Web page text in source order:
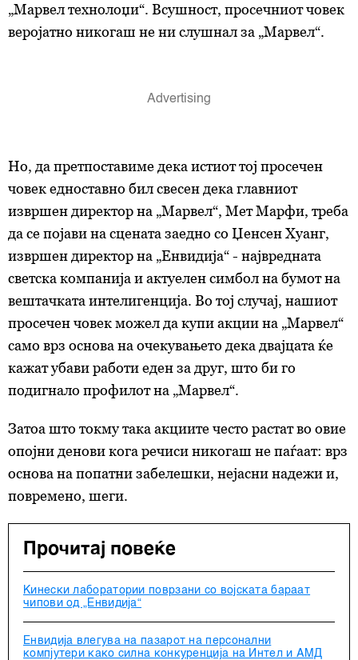
„Марвел технолоџи“. Всушност, просечниот човек
веројатно никогаш не ни слушнал за „Марвел“.
Но, да претпоставиме дека истиот тој просечен
човек едноставно бил свесен дека главниот
извршен директор на „Марвел“, Мет Марфи, треба
да се појави на сцената заедно со Џенсен Хуанг,
извршен директор на „Енвидија“ - највредната
светска компанија и актуелен симбол на бумот на
вештачката интелигенција. Во тој случај, нашиот
просечен човек можел да купи акции на „Марвел“
само врз основа на очекувањето дека двајцата ќе
кажат убави работи еден за друг, што би го
подигнало профилот на „Марвел“.
Затоа што токму така акциите често растат во овие
опојни денови кога речиси никогаш не паѓаат: врз
основа на попатни забелешки, нејасни надежи и,
повремено, шеги.
Прочитај повеќе
Кинески лаборатории поврзани со војската бараат
чипови од „Енвидија“
Енвидија влегува на пазарот на персонални
компјутери како силна конкуренција на Интел и АМД